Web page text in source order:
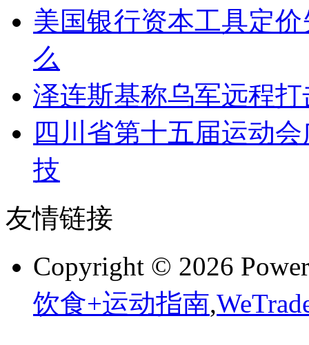
美国银行资本工具定
么
泽连斯基称乌军远程
四川省第十五届运动
技
友情链接
Copyright © 2026
饮食+运动指南,